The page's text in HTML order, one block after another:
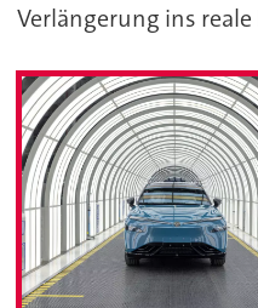
Verlängerung ins